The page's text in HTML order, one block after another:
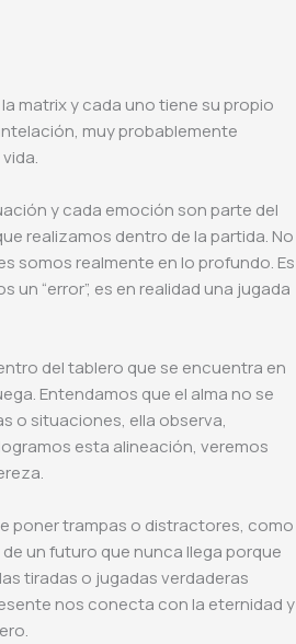
matrix y cada uno tiene su propio
muy probablemente
y cada emoción son parte del
realizamos dentro de la partida. No
somos realmente en lo profundo. Es
“error”, es en realidad una jugada
del tablero que se encuentra en
Entendamos que el alma no se
o situaciones, ella observa,
esta alineación, veremos
poner trampas o distractores, como
un futuro que nunca llega porque
tiradas o jugadas verdaderas
nos conecta con la eternidad y